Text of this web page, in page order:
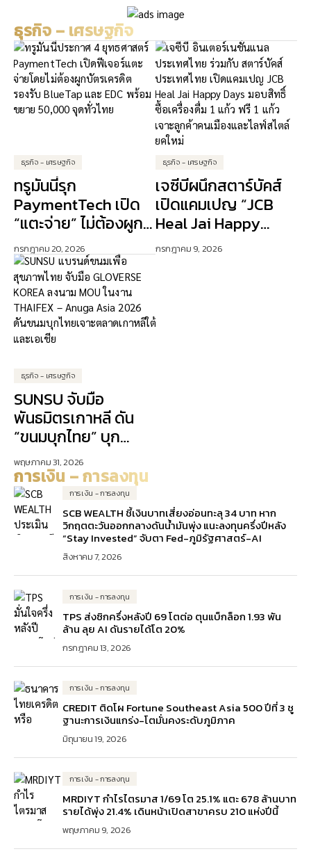
ประเทศไทย ณ เซ็นทรัล
ลาดพร้าว
Sale-ตั๋วเที่ยวเที่ยว 1 แถม
ธุรกิจ – เศรษฐกิจ
ธุรกิจ - เศรษฐกิจ
ทรูมันนี่รุก
PaymentTech เปิด
“แตะจ่าย” ไม่ต้องผูก
บัตรเครดิต ปักธง AI
ขับเคลื่อนการเงิน
ดิจิทัล
กรกฎาคม 20, 2026
ธุรกิจ - เศรษฐกิจ
เจซีบีผนึกสตาร์บัคส์
เปิดแคมเปญ “JCB
Heal Jai Happy
Days” ดัน Lifestyle
Experience เจาะ
กรกฎาคม 9, 2026
ธุรกิจ - เศรษฐกิจ
SUNSU จับมือ
พันธมิตรเกาหลี ดัน
“ขนมบุกไทย” บุก
ตลาดเอเชีย
พฤษภาคม 31, 2026
การเงิน – การลงทุน
การเงิน - การลงทุน
SCB WEALTH ชี้เงินบาทเสี่ยงอ่อนทะลุ 34 บาท หาก
วิกฤตตะวันออกกลางดันน้ำมันพุ่ง แนะลงทุนครึ่งปีหลัง
“Stay Invested” จับตา Fed-ภูมิรัฐศาสตร์-AI
สิงหาคม 7, 2026
การเงิน - การลงทุน
TPS ส่งซิกครึ่งหลังปี 69 โตต่อ ตุนแบ็กล็อก 1.93 พัน
ล้าน ลุย AI ดันรายได้โต 20%
กรกฎาคม 13, 2026
การเงิน - การลงทุน
CREDIT ติดโผ Fortune Southeast Asia 500 ปีที่ 3 ชู
ฐานะการเงินแกร่ง-โตมั่นคงระดับภูมิภาค
มิถุนายน 19, 2026
การเงิน - การลงทุน
MRDIYT กำไรไตรมาส 1/69 โต 25.1% แตะ 678 ล้านบาท
รายได้พุ่ง 21.4% เดินหน้าเปิดสาขาครบ 210 แห่งปีนี้
พฤษภาคม 9, 2026